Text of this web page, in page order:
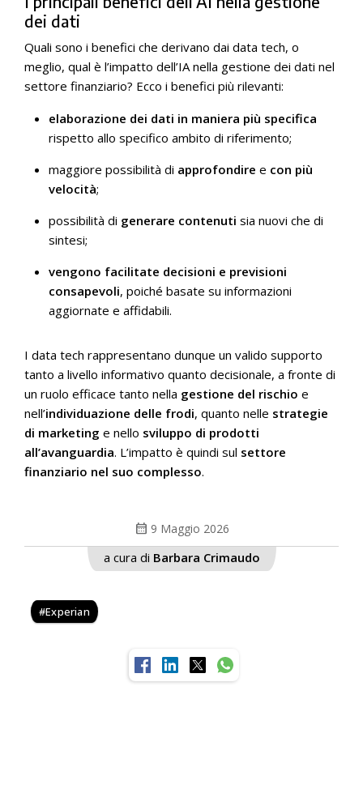
dei dati
Quali sono i benefici che derivano dai data tech, o
meglio, qual è l’impatto dell’IA nella gestione dei dati nel
settore finanziario? Ecco i benefici più rilevanti:
elaborazione dei dati in maniera più specifica
rispetto allo specifico ambito di riferimento;
maggiore possibilità di approfondire e con più
velocità;
possibilità di generare contenuti sia nuovi che di
sintesi;
vengono facilitate decisioni e previsioni
consapevoli, poiché basate su informazioni
aggiornate e affidabili.
I data tech rappresentano dunque un valido supporto
tanto a livello informativo quanto decisionale, a fronte di
un ruolo efficace tanto nella gestione del rischio e
nell’individuazione delle frodi, quanto nelle strategie
di marketing e nello sviluppo di prodotti
all’avanguardia. L’impatto è quindi sul settore
finanziario nel suo complesso.
calendar_month 9 Maggio 2026
a cura di Barbara Crimaudo
Experian